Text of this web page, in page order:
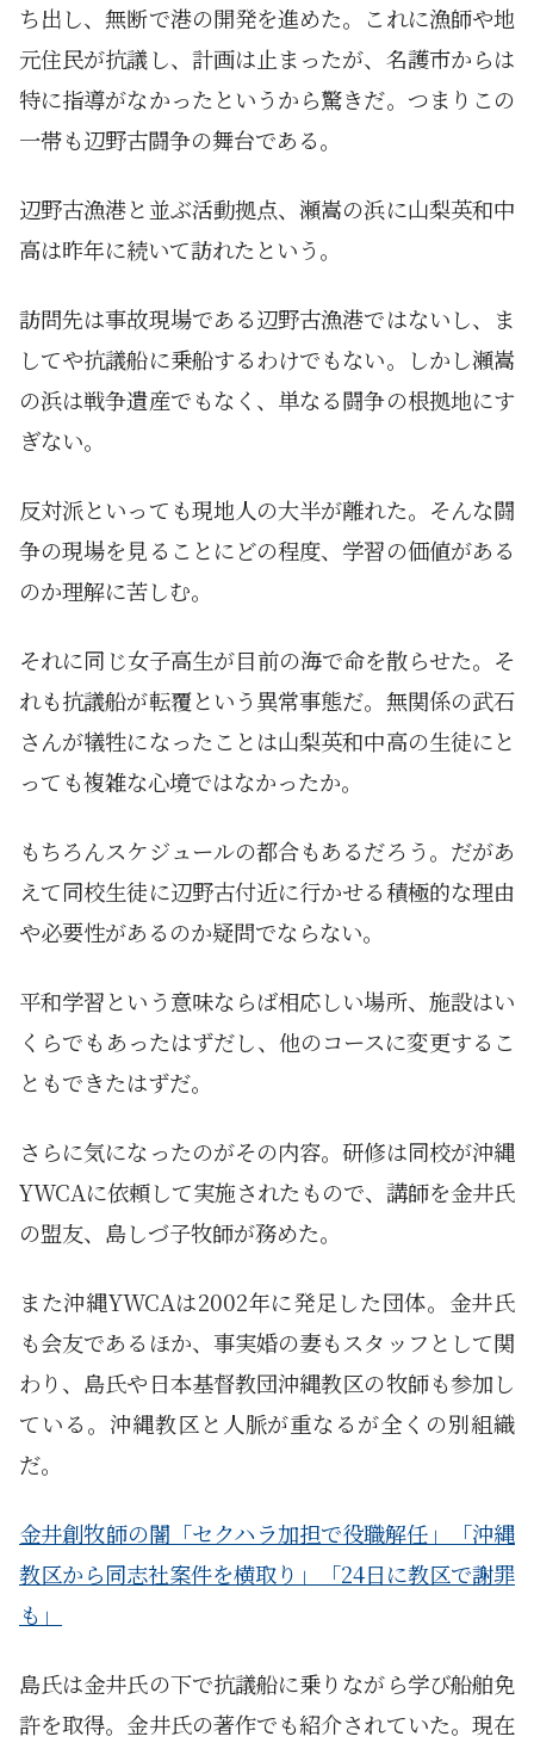
ち出し、無断で港の開発を進めた。これに漁師や地
元住民が抗議し、計画は止まったが、名護市からは
特に指導がなかったというから驚きだ。つまりこの
一帯も辺野古闘争の舞台である。
辺野古漁港と並ぶ活動拠点、瀬嵩の浜に山梨英和中
高は昨年に続いて訪れたという。
訪問先は事故現場である辺野古漁港ではないし、ま
してや抗議船に乗船するわけでもない。しかし瀬嵩
の浜は戦争遺産でもなく、単なる闘争の根拠地にす
ぎない。
反対派といっても現地人の大半が離れた。そんな闘
争の現場を見ることにどの程度、学習の価値がある
のか理解に苦しむ。
それに同じ女子高生が目前の海で命を散らせた。そ
れも抗議船が転覆という異常事態だ。無関係の武石
さんが犠牲になったことは山梨英和中高の生徒にと
っても複雑な心境ではなかったか。
もちろんスケジュールの都合もあるだろう。だがあ
えて同校生徒に辺野古付近に行かせる積極的な理由
や必要性があるのか疑問でならない。
平和学習という意味ならば相応しい場所、施設はい
くらでもあったはずだし、他のコースに変更するこ
ともできたはずだ。
さらに気になったのがその内容。研修は同校が沖縄
YWCAに依頼して実施されたもので、講師を金井氏
の盟友、島しづ子牧師が務めた。
また沖縄YWCAは2002年に発足した団体。金井氏
も会友であるほか、事実婚の妻もスタッフとして関
わり、島氏や日本基督教団沖縄教区の牧師も参加し
ている。沖縄教区と人脈が重なるが全くの別組織
だ。
金井創牧師の闇「セクハラ加担で役職解任」「沖縄
教区から同志社案件を横取り」「24日に教区で謝罪
も」
島氏は金井氏の下で抗議船に乗りながら学び船舶免
許を取得。金井氏の著作でも紹介されていた。現在